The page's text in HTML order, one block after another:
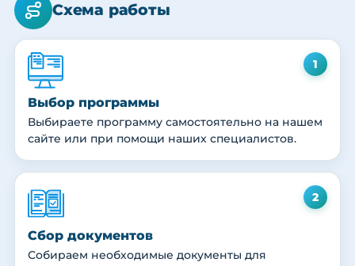
Схема работы
1
Выбор программы
Выбираете программу самостоятельно на нашем
сайте или при помощи наших специалистов.
2
Сбор документов
Собираем необходимые документы для